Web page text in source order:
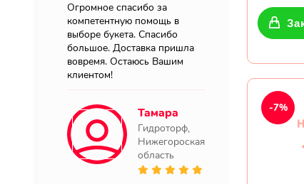
Огромное спасибо за
компетентную помощь в
выборе букета. Спасибо
большое. Доставка пришла
вовремя. Остаюсь Вашим
клиентом!
Тамара
Гидроторф,
Нижегороская
область
-7%